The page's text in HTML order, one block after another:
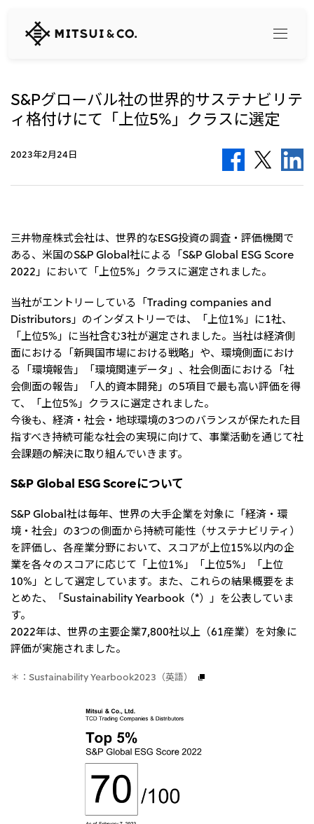
三
井
式
会
社
Search
360° business innovation
トップ
モロッコで、世界で、タン
パク質バリューチェーン
八代 侑輝
すべては、志からはじま
トップ
社長メッセージ
三井物産について
三井物産の事業
会社概要
経営理念
リーダーシップチーム・役員一覧
国内・海外拠点
事業本部紹介
コーポレート・ガバナンス
三井物産のDX
三井物産の人材マネジメント
ライブラリー
会社案内 会社紹介映像
リリース
トップ
What's New
重要なお知らせ
トピックス
2026年
2025年
2024年
2023年
2022年
2021年
2020年
2019年
2018年
2026.8.4 適時開示
従業員向け株式報酬制度の継続
2026.8.4 リリース
令和8年熊本地震被害に対する支援について
2027年3月期第1四半期決算
サステナビリティ
トップ
サステナビリティ最新情報
トップコミットメント
サステナビリティ経営
Environment
Social
Governance
マテリアリティ
イニシアティブへの参画
三井物産の人材マネジメント
三井物産の森
ライブラリー
「三井物産の森」LEAPアプローチ
TCFDに基づく情報開示
投資家情報
トップ
IR最新情報
経営方針・戦略
財務・業績情報
IR説明会
株主・株式基本情報
IRカレンダー
IRサポート
決算短信・決算情報
2027年3月期第1四半期決算説明会を開催しました
適時開示
Careers
三井物産について
本店新卒採用・キャリア採用
グループ会社採用情報
トップ
日本
三井物産株式会社（本店）
北米
米国三井物産株式会社
カナダ三井物産株式会社
メキシコ三井物産有限会社
チリ三井物産有限会社
ブラジル三井物産株式会社
Social Media
InstagramTwitter FacebookLinkedInYoutube
S&Pグローバル社の世界的サステナビリテ
ィ格付けにて「上位5%」クラスに選定
2023年2月24日
三井物産株式会社は、世界的なESG投資の調査・評価機関で
ある、米国のS&P Global社による「S&P Global ESG Score
2022」において「上位5%」クラスに選定されました。
当社がエントリーしている「Trading companies and
Distributors」のインダストリーでは、「上位1%」に1社、
「上位5%」に当社含む3社が選定されました。当社は経済側
面における「新興国市場における戦略」や、環境側面におけ
る「環境報告」「環境関連データ」、社会側面における「社
会側面の報告」「人的資本開発」の5項目で最も高い評価を得
て、「上位5%」クラスに選定されました。
今後も、経済・社会・地球環境の3つのバランスが保たれた目
指すべき持続可能な社会の実現に向けて、事業活動を通じて社
会課題の解決に取り組んでいきます。
S&P Global ESG Scoreについて
S&P Global社は毎年、世界の大手企業を対象に「経済・環
境・社会」の3つの側面から持続可能性（サステナビリティ）
を評価し、各産業分野において、スコアが上位15%以内の企
業を各々のスコアに応じて「上位1%」「上位5%」「上位
10%」として選定しています。また、これらの結果概要をま
とめた、「Sustainability Yearbook（*）」を公表していま
す。
2022年は、世界の主要企業7,800社以上（61産業）を対象に
評価が実施されました。
＊：Sustainability Yearbook2023（英語）